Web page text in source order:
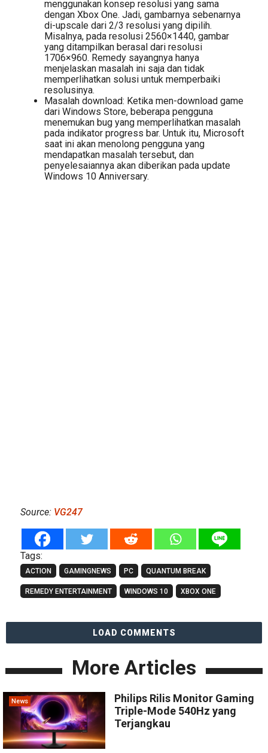
menggunakan konsep resolusi yang sama
dengan Xbox One. Jadi, gambarnya sebenarnya
di-upscale dari 2/3 resolusi yang dipilih.
Misalnya, pada resolusi 2560×1440, gambar
yang ditampilkan berasal dari resolusi
1706×960. Remedy sayangnya hanya
menjelaskan masalah ini saja dan tidak
memperlihatkan solusi untuk memperbaiki
resolusinya.
Masalah download: Ketika men-download game
dari Windows Store, beberapa pengguna
menemukan bug yang memperlihatkan masalah
pada indikator progress bar. Untuk itu, Microsoft
saat ini akan menolong pengguna yang
mendapatkan masalah tersebut, dan
penyelesaiannya akan diberikan pada update
Windows 10 Anniversary.
Source:VG247
Tags:
ACTION GAMINGNEWS PC QUANTUM BREAK
REMEDY ENTERTAINMENT WINDOWS 10 XBOX ONE
LOAD COMMENTS
More Articles
News
Philips Rilis Monitor Gaming
Triple-Mode 540Hz yang
Terjangkau